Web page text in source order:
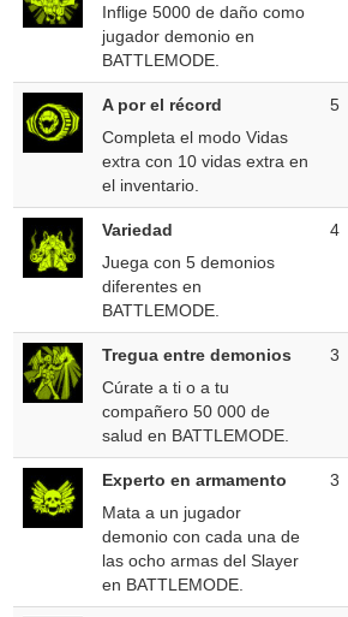
Inflige 5000 de daño como
jugador demonio en
BATTLEMODE.
A por el récord
Completa el modo Vidas
extra con 10 vidas extra en
el inventario.
5
Variedad
Juega con 5 demonios
diferentes en
BATTLEMODE.
4
Tregua entre demonios
Cúrate a ti o a tu
compañero 50 000 de
salud en BATTLEMODE.
3
Experto en armamento
Mata a un jugador
demonio con cada una de
las ocho armas del Slayer
en BATTLEMODE.
3